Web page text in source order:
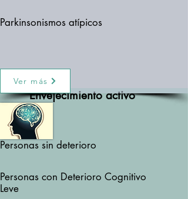
Envejecimiento activo
Personas sin deterioro
Personas con Deterioro Cognitivo
Leve
Parkinsonismos atípicos
Ver más